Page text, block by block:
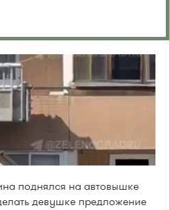
поднялся на автовышке
девушке предложение